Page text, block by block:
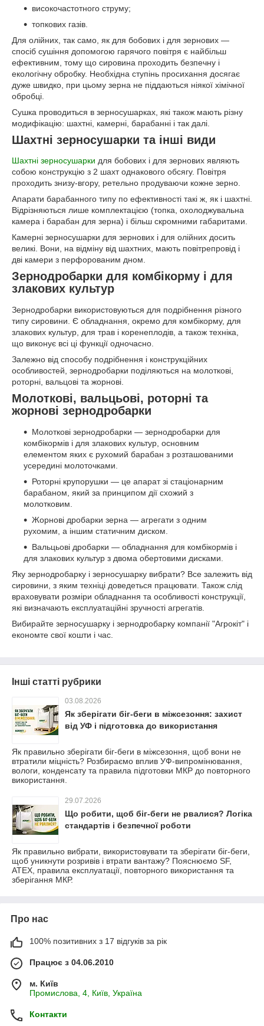
високочастотного струму;
топкових газів.
Для олійних, так само, як для бобових і для зернових —
спосіб сушіння допомогою гарячого повітря є найбільш
ефективним, тому що сировина проходить безпечну і
екологічну обробку. Необхідна ступінь просихання досягає
дуже швидко, при цьому зерна не піддаються ніякої хімічної
обробці.
Сушка проводиться в зерносушарках, які також мають різну
модифікацію: шахтні, камерні, барабанні і так далі.
Шахтні зерносушарки та інші види
Шахтні зерносушарки для бобових і для зернових являють
собою конструкцію з 2 шахт однакового обсягу. Повітря
проходить знизу-вгору, ретельно продуваючи кожне зерно.
Апарати барабанного типу по ефективності такі ж, як і шахтні.
Відрізняються лише комплектацією (топка, охолоджувальна
камера і барабан для зерна) і більш скромними габаритами.
Камерні зерносушарки для зернових і для олійних досить
великі. Вони, на відміну від шахтних, мають повітрепровід і
дві камери з перфорованим дном.
Зернодробарки для комбікорму і для
злакових культур
Зернодробарки використовуються для подрібнення різного
типу сировини. Є обладнання, окремо для комбікорму, для
злакових культур, для трав і коренеплодів, а також техніка,
що виконує всі ці функції одночасно.
Залежно від способу подрібнення і конструкційних
особливостей, зернодробарки поділяються на молоткові,
роторні, вальцові та жорнові.
Молоткові, вальцьові, роторні та
жорнові зернодробарки
Молоткові зернодробарки — зернодробарки для
комбікормів і для злакових культур, основним
елементом яких є рухомий барабан з розташованими
усередині молоточками.
Роторні крупорушки — це апарат зі стаціонарним
барабаном, який за принципом дії схожий з
молотковим.
Жорнові дробарки зерна — агрегати з одним
рухомим, а іншим статичним диском.
Вальцьові дробарки — обладнання для комбікормів і
для злакових культур з двома обертовими дисками.
Яку зернодробарку і зерносушарку вибрати? Все залежить від
сировини, з яким техніці доведеться працювати. Також слід
враховувати розміри обладнання та особливості конструкції,
які визначають експлуатаційні зручності агрегатів.
Вибирайте зерносушарку і зернодробарку компанії "Агрокіт" і
економте свої кошти і час.
Інші статті рубрики
03.08.2026
Як зберігати біг-беги в міжсезоння: захист
від УФ і підготовка до використання
Як правильно зберігати біг-беги в міжсезоння, щоб вони не
втратили міцність? Розбираємо вплив УФ-випромінювання,
вологи, конденсату та правила підготовки МКР до повторного
використання.
29.07.2026
Що робити, щоб біг-беги не рвалися? Логіка
стандартів і безпечної роботи
Як правильно вибрати, використовувати та зберігати біг-беги,
щоб уникнути розривів і втрати вантажу? Пояснюємо SF,
ATEX, правила експлуатації, повторного використання та
зберігання МКР.
Про нас
100% позитивних з 17 відгуків за рік
Працює з 04.06.2010
м. Київ
Промислова, 4, Київ, Україна
Контакти